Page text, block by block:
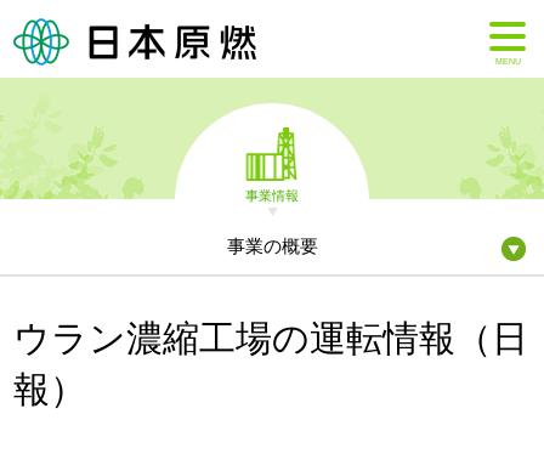
MENU
事業情報
事業の概要
ウラン濃縮工場の運転情報（日
報）